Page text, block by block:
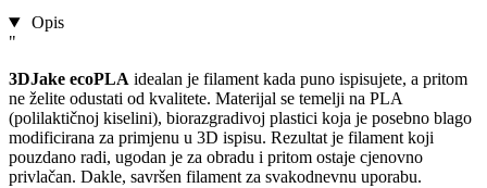
Opis
"
3DJake ecoPLA idealan je filament kada puno ispisujete, a pritom
ne želite odustati od kvalitete. Materijal se temelji na PLA
(polilaktičnoj kiselini), biorazgradivoj plastici koja je posebno blago
modificirana za primjenu u 3D ispisu. Rezultat je filament koji
pouzdano radi, ugodan je za obradu i pritom ostaje cjenovno
privlačan. Dakle, savršen filament za svakodnevnu uporabu.